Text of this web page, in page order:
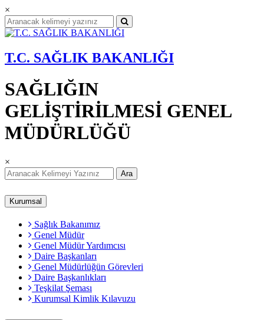
×
T.C. SAĞLIK BAKANLIĞI
SAĞLIĞIN
GELİŞTİRİLMESİ GENEL
MÜDÜRLÜĞÜ
×
Ara
Kurumsal
Sağlık Bakanımız
Genel Müdür
Genel Müdür Yardımcısı
Daire Başkanları
Genel Müdürlüğün Görevleri
Daire Başkanlıkları
Teşkilat Şeması
Kurumsal Kimlik Kılavuzu